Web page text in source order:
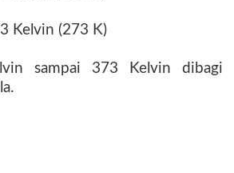
Kelvin (273 K)
sampai 373 Kelvin dibagi